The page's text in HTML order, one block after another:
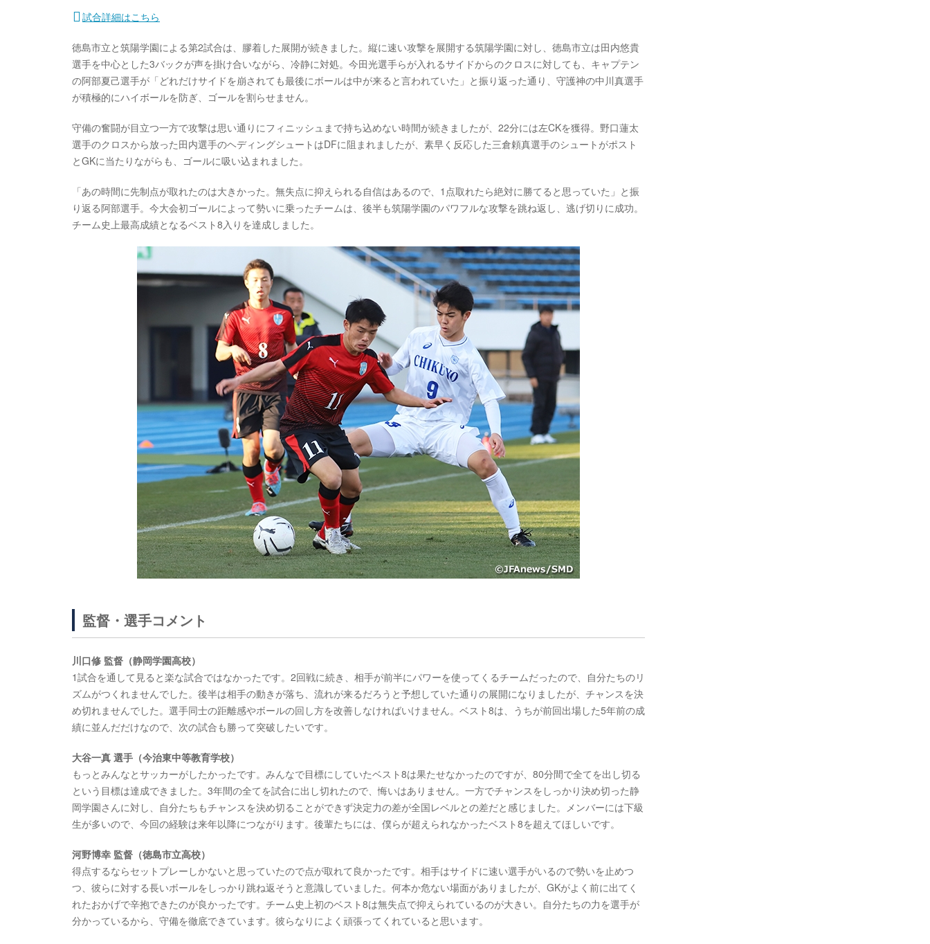
試合詳細はこちら
徳島市立と筑陽学園による第2試合は、膠着した展開が続きました。縦に速い攻撃を展開する筑陽学園に対し、徳島市立は田内悠貴
選手を中心とした3バックが声を掛け合いながら、冷静に対処。今田光選手らが入れるサイドからのクロスに対しても、キャプテン
の阿部夏己選手が「どれだけサイドを崩されても最後にボールは中が来ると言われていた」と振り返った通り、守護神の中川真選手
が積極的にハイボールを防ぎ、ゴールを割らせません。
守備の奮闘が目立つ一方で攻撃は思い通りにフィニッシュまで持ち込めない時間が続きましたが、22分には左CKを獲得。野口蓮太
選手のクロスから放った田内選手のヘディングシュートはDFに阻まれましたが、素早く反応した三倉頼真選手のシュートがポスト
とGKに当たりながらも、ゴールに吸い込まれました。
「あの時間に先制点が取れたのは大きかった。無失点に抑えられる自信はあるので、1点取れたら絶対に勝てると思っていた」と振
り返る阿部選手。今大会初ゴールによって勢いに乗ったチームは、後半も筑陽学園のパワフルな攻撃を跳ね返し、逃げ切りに成功。
チーム史上最高成績となるベスト8入りを達成しました。
監督・選手コメント
川口修 監督（静岡学園高校）
1試合を通して見ると楽な試合ではなかったです。2回戦に続き、相手が前半にパワーを使ってくるチームだったので、自分たちのリ
ズムがつくれませんでした。後半は相手の動きが落ち、流れが来るだろうと予想していた通りの展開になりましたが、チャンスを決
め切れませんでした。選手同士の距離感やボールの回し方を改善しなければいけません。ベスト8は、うちが前回出場した5年前の成
績に並んだだけなので、次の試合も勝って突破したいです。
大谷一真 選手（今治東中等教育学校）
もっとみんなとサッカーがしたかったです。みんなで目標にしていたベスト8は果たせなかったのですが、80分間で全てを出し切る
という目標は達成できました。3年間の全てを試合に出し切れたので、悔いはありません。一方でチャンスをしっかり決め切った静
岡学園さんに対し、自分たちもチャンスを決め切ることができず決定力の差が全国レベルとの差だと感じました。メンバーには下級
生が多いので、今回の経験は来年以降につながります。後輩たちには、僕らが超えられなかったベスト8を超えてほしいです。
河野博幸 監督（徳島市立高校）
得点するならセットプレーしかないと思っていたので点が取れて良かったです。相手はサイドに速い選手がいるので勢いを止めつ
つ、彼らに対する長いボールをしっかり跳ね返そうと意識していました。何本か危ない場面がありましたが、GKがよく前に出てく
れたおかげで辛抱できたのが良かったです。チーム史上初のベスト8は無失点で抑えられているのが大きい。自分たちの力を選手が
分かっているから、守備を徹底できています。彼らなりによく頑張ってくれていると思います。